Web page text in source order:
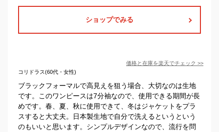
ショップでみる
価格と在庫を楽天でチェック >>
コリドラス(60代・女性)
ブラックフォーマルで高見えを狙う場合、大切なのは生地
です。このワンピースは7分袖なので、使用できる期間が長
めです。春、夏、秋に使用できて、冬はジャケットをプラ
スすると大丈夫。日本製生地で自分で洗えるというという
のもいいと思います。シンプルデザインなので、流行を問